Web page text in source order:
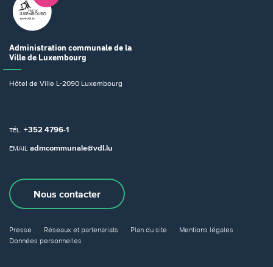
Administration communale de la
Ville de Luxembourg
Hôtel de Ville L-2090 Luxembourg
TÉL. +352 4796-1
EMAIL admcommunale@vdl.lu
Nous contacter
Presse Réseaux et partenariats Plan du site
Mentions légales
Données personnelles